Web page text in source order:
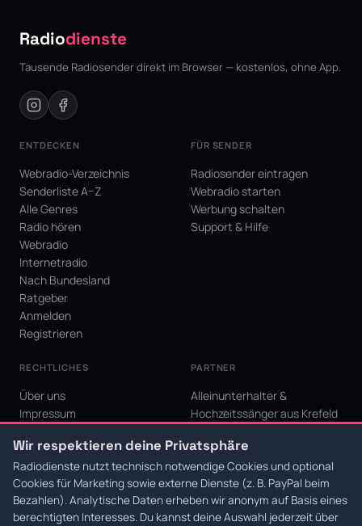
Radiodienste
Tausende Radiosender direkt im Browser — kostenlos, ohne App.
ENTDECKEN
Webradio-Verzeichnis
Senderliste A–Z
Alle Genres
Radio hören
Webradio
Internetradio
Nach Bundesland
Ratgeber
Anmelden
Registrieren
FÜR SENDER
Radiosender eintragen
Webradio starten
Werbung schalten
Support & Hilfe
RECHTLICHES
Über uns
Impressum
AGB
Cookie-Einstellungen
PARTNER
Alleinunterhalter &
Hochzeitssänger aus Krefeld
Krefeld für den Niederrhein
Wir respektieren deine Privatsphäre
Radiodienste nutzt technisch notwendige Cookies und optional
Cookies für Marketing sowie externe Dienste (z. B. PayPal beim
Bezahlen). Analytische Daten erheben wir anonym auf Basis eines
berechtigten Interesses. Du kannst deine Auswahl jederzeit über